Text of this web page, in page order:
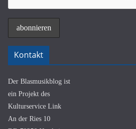
Kontakt
Der Blasmusikblog ist
ein Projekt des
Kulturservice Link
An der Ries 10